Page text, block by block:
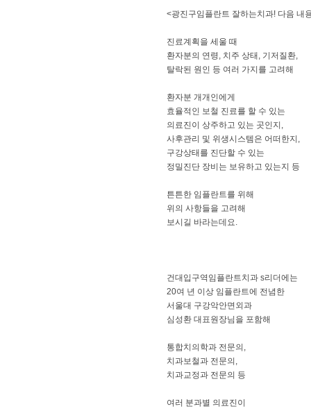
<광진구임플란트 잘하는치과! 다음 내
진료계획을 세울 때
환자분의 연령, 치주 상태, 기저질환,
탈락된 원인 등 여러 가지를 고려해
환자분 개개인에게
효율적인 보철 진료를 할 수 있는
의료진이 상주하고 있는 곳인지,
사후관리 및 위생시스템은 어떠한지,
​구강상태를 진단할 수 있는
정밀진단 장비는 보유하고 있는지 등
​튼튼한 임플란트를 위해
위의 사항들을 고려해
보시길 바라는데요.
건대입구역임플란트치과 s리더에는
20여 년 이상 임플란트에 전념한
서울대 구강악안면외과
심성환 대표원장님을 포함해
통합치의학과 전문의,
치과보철과 전문의,
치과교정과 전문의 등
여러 분과별 의료진이